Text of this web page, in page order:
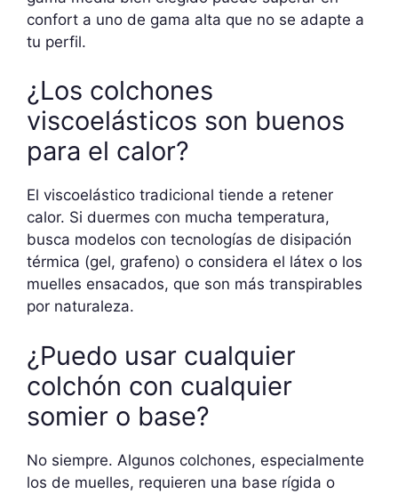
confort a uno de gama alta que no se adapte a
tu perfil.
¿Los colchones
viscoelásticos son buenos
para el calor?
El viscoelástico tradicional tiende a retener
calor. Si duermes con mucha temperatura,
busca modelos con tecnologías de disipación
térmica (gel, grafeno) o considera el látex o los
muelles ensacados, que son más transpirables
por naturaleza.
¿Puedo usar cualquier
colchón con cualquier
somier o base?
No siempre. Algunos colchones, especialmente
los de muelles, requieren una base rígida o